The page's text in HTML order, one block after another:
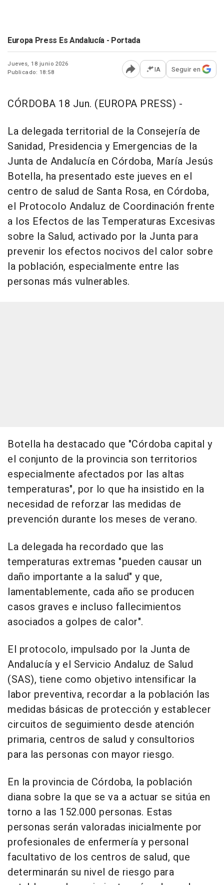
Europa Press Es Andalucía - Portada
Jueves, 18 junio 2026
Publicado: 18:58
Abrir opciones para
IA Seguir en
CÓRDOBA 18 Jun. (EUROPA PRESS) -
La delegada territorial de la Consejería de
Sanidad, Presidencia y Emergencias de la
Junta de Andalucía en Córdoba, María Jesús
Botella, ha presentado este jueves en el
centro de salud de Santa Rosa, en Córdoba,
el Protocolo Andaluz de Coordinación frente
a los Efectos de las Temperaturas Excesivas
sobre la Salud, activado por la Junta para
prevenir los efectos nocivos del calor sobre
la población, especialmente entre las
personas más vulnerables.
Botella ha destacado que "Córdoba capital y
el conjunto de la provincia son territorios
especialmente afectados por las altas
temperaturas", por lo que ha insistido en la
necesidad de reforzar las medidas de
prevención durante los meses de verano.
La delegada ha recordado que las
temperaturas extremas "pueden causar un
daño importante a la salud" y que,
lamentablemente, cada año se producen
casos graves e incluso fallecimientos
asociados a golpes de calor".
El protocolo, impulsado por la Junta de
Andalucía y el Servicio Andaluz de Salud
(SAS), tiene como objetivo intensificar la
labor preventiva, recordar a la población las
medidas básicas de protección y establecer
circuitos de seguimiento desde atención
primaria, centros de salud y consultorios
para las personas con mayor riesgo.
En la provincia de Córdoba, la población
diana sobre la que se va a actuar se sitúa en
torno a las 152.000 personas. Estas
personas serán valoradas inicialmente por
profesionales de enfermería y personal
facultativo de los centros de salud, que
determinarán su nivel de riesgo para